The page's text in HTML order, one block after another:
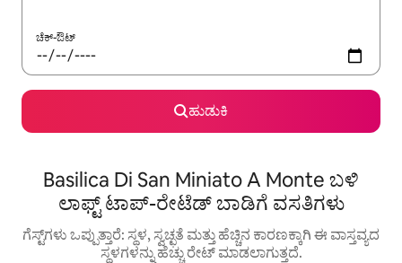
ಚೆಕ್-ಔಟ್
ಹುಡುಕಿ
Basilica Di San Miniato A Monte ಬಳಿ
ಲಾಫ್ಟ್ ಟಾಪ್-ರೇಟೆಡ್ ಬಾಡಿಗೆ ವಸತಿಗಳು
ಗೆಸ್ಟ್‌ಗಳು ಒಪ್ಪುತ್ತಾರೆ: ಸ್ಥಳ, ಸ್ವಚ್ಛತೆ ಮತ್ತು ಹೆಚ್ಚಿನ ಕಾರಣಕ್ಕಾಗಿ ಈ ವಾಸ್ತವ್ಯದ
ಸ್ಥಳಗಳನ್ನು ಹೆಚ್ಚು ರೇಟ್ ಮಾಡಲಾಗುತ್ತದೆ.